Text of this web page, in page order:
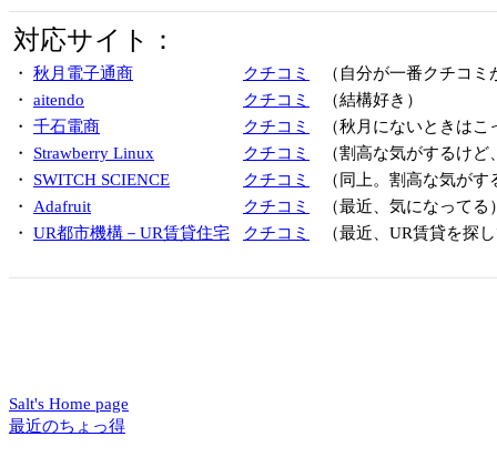
対応サイト：
・ 秋月電子通商 クチコミ
（自分が一番クチコミ
・ aitendo クチコミ
（結構好き）
・ 千石電商 クチコミ
（秋月にないときはこ
・ Strawberry Linux クチコミ
（割高な気がするけど
・ SWITCH SCIENCE クチコミ
（同上。割高な気がす
・ Adafruit クチコミ
（最近、気になってる
・ UR都市機構－UR賃貸住宅 クチコミ （最近、UR賃貸を探
Salt's Home page
最近のちょっ得